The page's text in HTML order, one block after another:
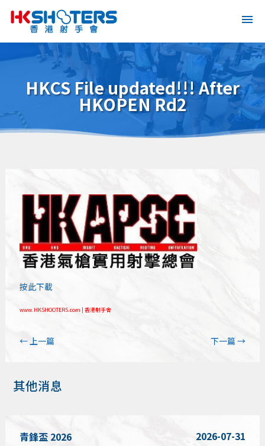
HKCS File updated!!! After
HKOPEN Rd2
按此下載
www.HKSHOOTERS.com | 香港射手會
←上一篇 下一篇→
其他消息
青鋒盃 2026 2026-07-31